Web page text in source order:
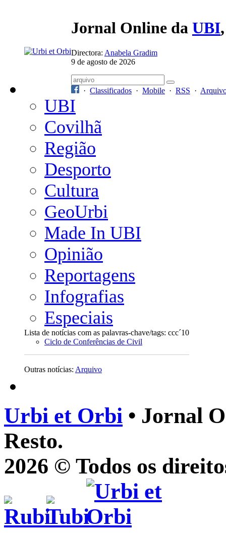
Jornal Online da UBI
Directora: Anabela Gradim
9 de agosto de 2026
· Classificados · Mobile · RSS ·
UBI
Covilhã
Região
Desporto
Cultura
GeoUrbi
Made In UBI
Opinião
Reportagens
Infografias
Especiais
Lista de notícias com as palavras-chave/tags: ccc´10
Ciclo de Conferências de Civil
Outras notícias: Arquivo
Urbi et Orbi • Jornal
Resto.
2026 © Todos os